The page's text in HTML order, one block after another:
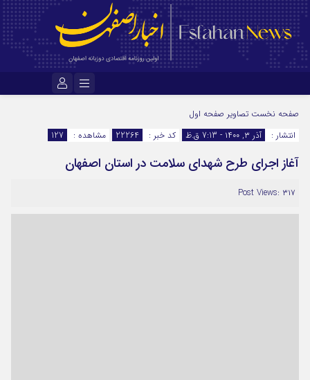
رمز عبور
مرا به خاطر بسپار
صفحه نخست تصاویر صفحه اول
انتشار :
آذر ۳, ۱۴۰۰ - 7:13 ق.ظ کد خبر : 22264 مشاهده : 127
آغاز اجرای طرح شهدای سلامت در استان اصفهان
Post Views: ۳۱۷